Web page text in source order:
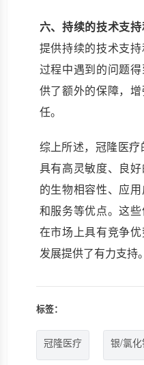
六、持续的技术支
提供持续的技术支
过程中遇到的问题
供了额外的保障，
任。
综上所述，冠隆医
具有高灵敏度、良
的生物相容性、应
和服务等优点。这
在市场上具有竞争
发展提供了有力支持。
标签：
冠隆医疗 银/氯化